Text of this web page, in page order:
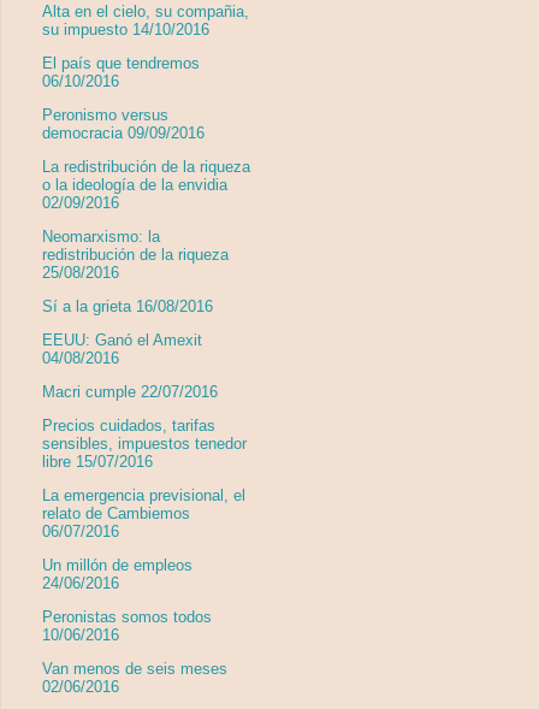
Alta en el cielo, su compañia,
su impuesto 14/10/2016
El país que tendremos
06/10/2016
Peronismo versus
democracia 09/09/2016
La redistribución de la riqueza
o la ideología de la envidia
02/09/2016
Neomarxismo: la
redistribución de la riqueza
25/08/2016
Sí a la grieta 16/08/2016
EEUU: Ganó el Amexit
04/08/2016
Macri cumple 22/07/2016
Precios cuidados, tarifas
sensibles, impuestos tenedor
libre 15/07/2016
La emergencia previsional, el
relato de Cambiemos
06/07/2016
Un millón de empleos
24/06/2016
Peronistas somos todos
10/06/2016
Van menos de seis meses
02/06/2016